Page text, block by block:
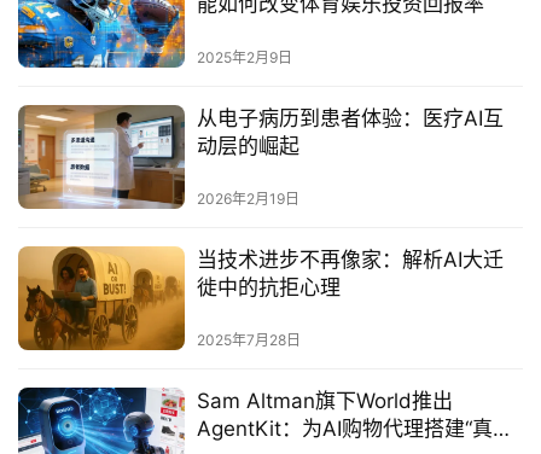
2025年2月9日
从电子病历到患者体验：医疗AI互
动层的崛起
2026年2月19日
当技术进步不再像家：解析AI大迁
徙中的抗拒心理‌
2025年7月28日
Sam Altman旗下World推出
AgentKit：为AI购物代理搭建“真人